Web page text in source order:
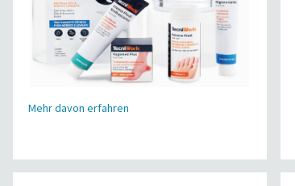
Mehr davon erfahren